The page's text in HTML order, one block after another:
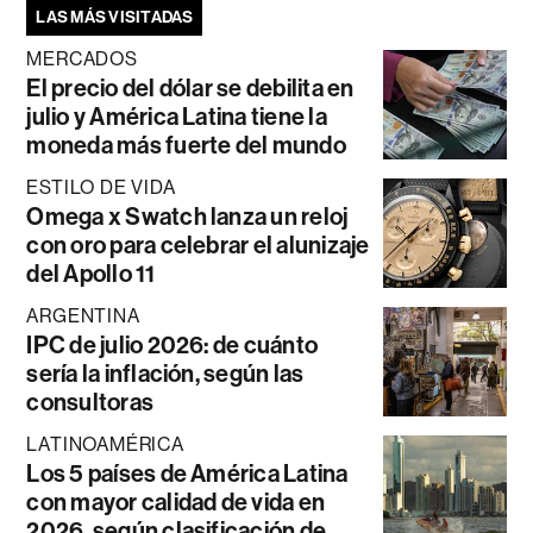
LAS MÁS VISITADAS
MERCADOS
El precio del dólar se debilita en
julio y América Latina tiene la
moneda más fuerte del mundo
ESTILO DE VIDA
Omega x Swatch lanza un reloj
con oro para celebrar el alunizaje
del Apollo 11
ARGENTINA
IPC de julio 2026: de cuánto
sería la inflación, según las
consultoras
LATINOAMÉRICA
Los 5 países de América Latina
con mayor calidad de vida en